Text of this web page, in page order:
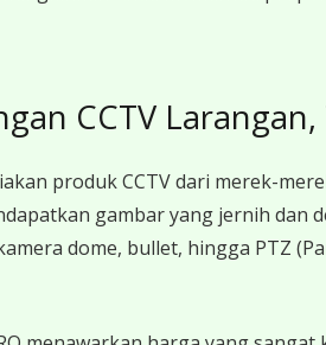
CCTV
produk CCTV dari merek-
gambar yang jernih
dome, bullet, hingga PTZ